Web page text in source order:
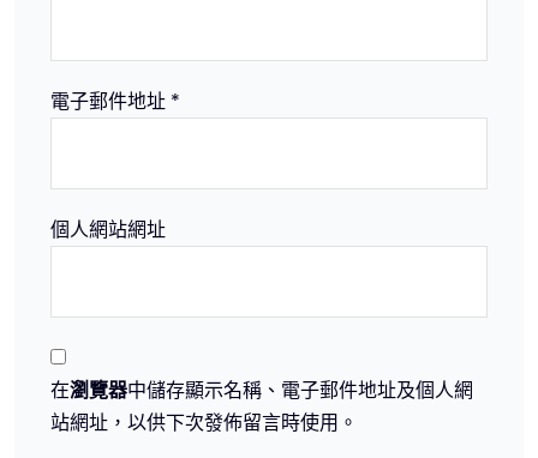
電子郵件地址 *
個人網站網址
在瀏覽器中儲存顯示名稱、電子郵件地址及個人網
站網址，以供下次發佈留言時使用。